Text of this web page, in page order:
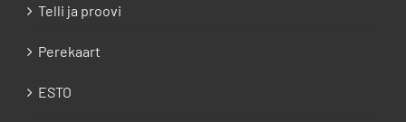
Telli ja proovi
Perekaart
ESTO